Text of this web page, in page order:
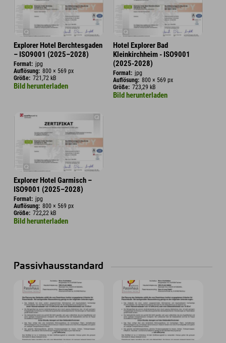
Explorer Hotel Berchtesgaden
– ISO9001 (2025–2028)
Format: jpg
Auflösung: 800 × 569 px
Größe: 721,72 kB
Bild herunterladen
Hotel Explorer Bad
Kleinkirchheim - ISO9001
(2025-2028)
Format: jpg
Auflösung: 800 × 569 px
Größe: 723,29 kB
Bild herunterladen
Explorer Hotel Garmisch –
ISO9001 (2025–2028)
Format: jpg
Auflösung: 800 × 569 px
Größe: 722,22 kB
Bild herunterladen
Passivhausstandard